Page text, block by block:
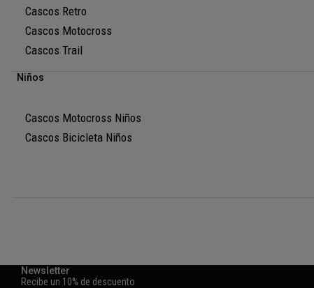
Cascos Retro
Cascos Motocross
Cascos Trail
Niños
Cascos Motocross Niños
Cascos Bicicleta Niños
Newsletter
Recibe un 10% de descuento